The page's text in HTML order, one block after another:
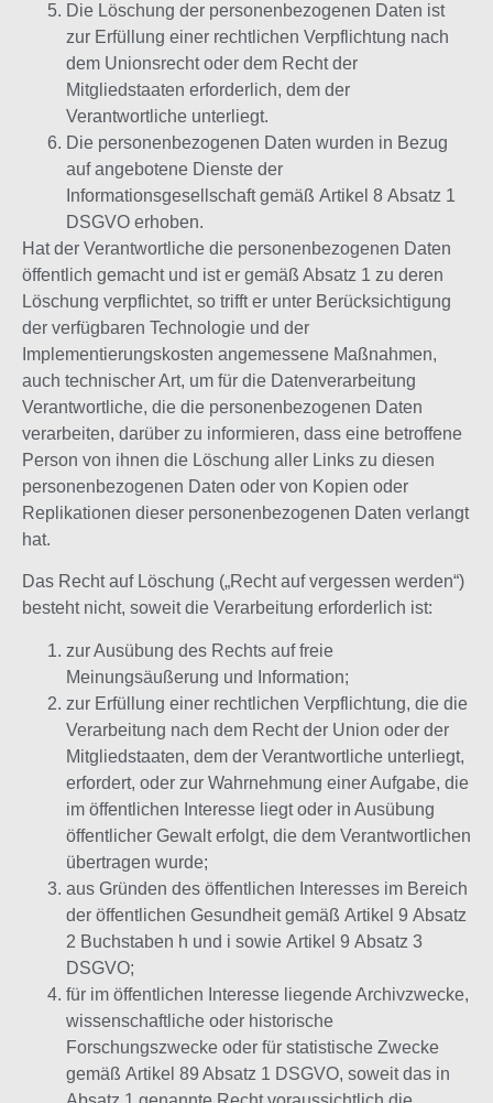
Die Löschung der personenbezogenen Daten ist
zur Erfüllung einer rechtlichen Verpflichtung nach
dem Unionsrecht oder dem Recht der
Mitgliedstaaten erforderlich, dem der
Verantwortliche unterliegt.
Die personenbezogenen Daten wurden in Bezug
auf angebotene Dienste der
Informationsgesellschaft gemäß Artikel 8 Absatz 1
DSGVO erhoben.
Hat der Verantwortliche die personenbezogenen Daten
öffentlich gemacht und ist er gemäß Absatz 1 zu deren
Löschung verpflichtet, so trifft er unter Berücksichtigung
der verfügbaren Technologie und der
Implementierungskosten angemessene Maßnahmen,
auch technischer Art, um für die Datenverarbeitung
Verantwortliche, die die personenbezogenen Daten
verarbeiten, darüber zu informieren, dass eine betroffene
Person von ihnen die Löschung aller Links zu diesen
personenbezogenen Daten oder von Kopien oder
Replikationen dieser personenbezogenen Daten verlangt
hat.
Das Recht auf Löschung („Recht auf vergessen werden“)
besteht nicht, soweit die Verarbeitung erforderlich ist:
zur Ausübung des Rechts auf freie
Meinungsäußerung und Information;
zur Erfüllung einer rechtlichen Verpflichtung, die die
Verarbeitung nach dem Recht der Union oder der
Mitgliedstaaten, dem der Verantwortliche unterliegt,
erfordert, oder zur Wahrnehmung einer Aufgabe, die
im öffentlichen Interesse liegt oder in Ausübung
öffentlicher Gewalt erfolgt, die dem Verantwortlichen
übertragen wurde;
aus Gründen des öffentlichen Interesses im Bereich
der öffentlichen Gesundheit gemäß Artikel 9 Absatz
2 Buchstaben h und i sowie Artikel 9 Absatz 3
DSGVO;
für im öffentlichen Interesse liegende Archivzwecke,
wissenschaftliche oder historische
Forschungszwecke oder für statistische Zwecke
gemäß Artikel 89 Absatz 1 DSGVO, soweit das in